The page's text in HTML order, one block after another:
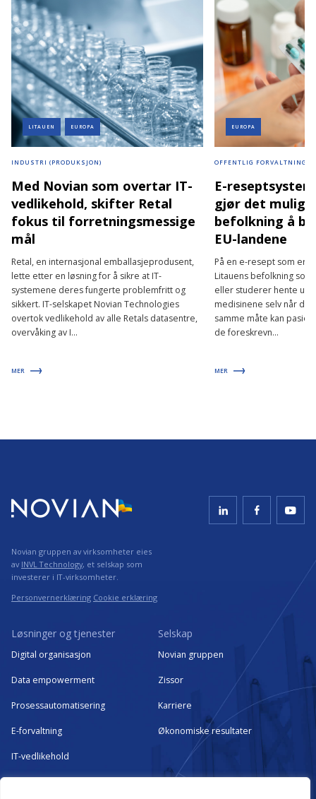
LITAUEN EUROPA
INDUSTRI (PRODUKSJON)
Med Novian som overtar IT-
vedlikehold, skifter Retal
fokus til forretningsmessige
mål
Retal, en internasjonal emballasjeprodusent,
lette etter en løsning for å sikre at IT-
systemene deres fungerte problemfritt og
sikkert. IT-selskapet Novian Technologies
overtok vedlikehold av alle Retals datasentre,
overvåking av I...
MER
EUROPA
OFFENTLIG FORVALTNING
E-
gjør det mulig
befolkning å
EU-landene
På en e-resept som er
Litauens befolkning
eller studerer hente ut
medisinene selv når de
samme måte kan
de foreskrevn...
MER
Novian gruppen av virksomheter eies
av INVL Technology, et selskap som
investerer i IT-virksomheter.
Personvernerklæring Cookie erklæring
Løsninger og tjenester
Digital organisasjon
Data empowerment
Prosessautomatisering
E-forvaltning
IT-vedlikehold
Selskap
Novian gruppen
Zissor
Karriere
Økonomiske resultater